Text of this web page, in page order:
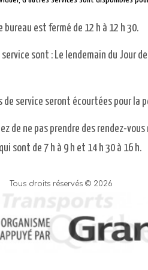
bureau est fermé de 12 h à 12 h 30.
sont : Le lendemain du Jour
de service seront écourtées pour la
de ne pas prendre des rendez-
sont de 7 h à 9 h et 14 h 30 à 16 h.
Tous droits réservés © 2026